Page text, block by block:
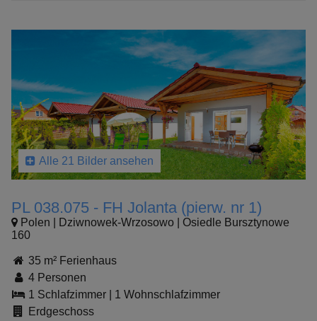
Alle 21 Bilder ansehen
PL 038.075 - FH Jolanta (pierw. nr 1)
Polen | Dziwnowek-Wrzosowo | Osiedle Bursztynowe
160
35 m² Ferienhaus
4 Personen
1 Schlafzimmer
1 Wohnschlafzimmer
Erdgeschoss